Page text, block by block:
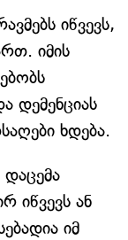
იწვევს,
იმის
დემენციას
ხდება.
იწვევს ან
იმ